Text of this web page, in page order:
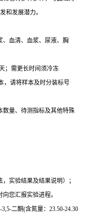
和发展潜力。
、血清、血浆、尿液、胸
；需更长时间须冷冻
，请将样本及时分装标号
数量、待测指标及其他特殊
实验结果及结果说明）；
您汇报实验进程。
-3,5-二酮(含氮量： 23.50-24.30